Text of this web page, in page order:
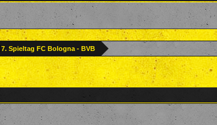
7. Spieltag FC Bologna - BVB